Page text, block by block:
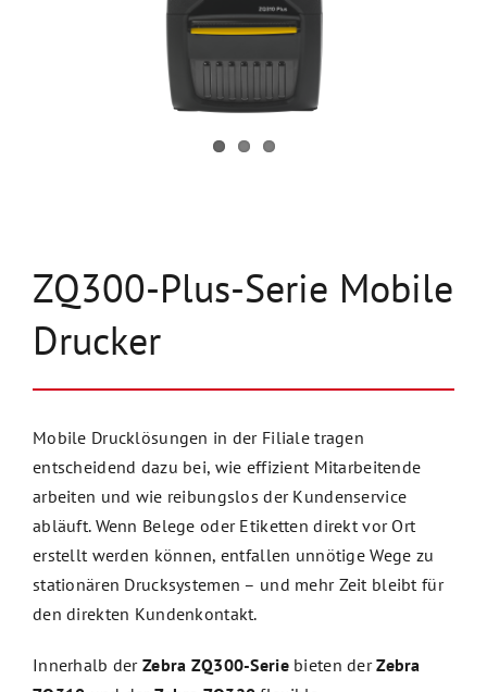
ZQ300-Plus-Serie Mobile
Drucker
Mobile Drucklösungen in der Filiale tragen
entscheidend dazu bei, wie effizient Mitarbeitende
arbeiten und wie reibungslos der Kundenservice
abläuft. Wenn Belege oder Etiketten direkt vor Ort
erstellt werden können, entfallen unnötige Wege zu
stationären Drucksystemen – und mehr Zeit bleibt für
den direkten Kundenkontakt.
Innerhalb der Zebra ZQ300-Seriebieten derZebra